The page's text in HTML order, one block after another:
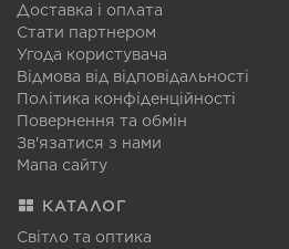
Доставка і оплата
Стати партнером
Угода користувача
Відмова від відповідальності
Політика конфіденційності
Повернення та обмін
Зв'язатися з нами
Мапа сайту
КАТАЛОГ
Світло та оптика